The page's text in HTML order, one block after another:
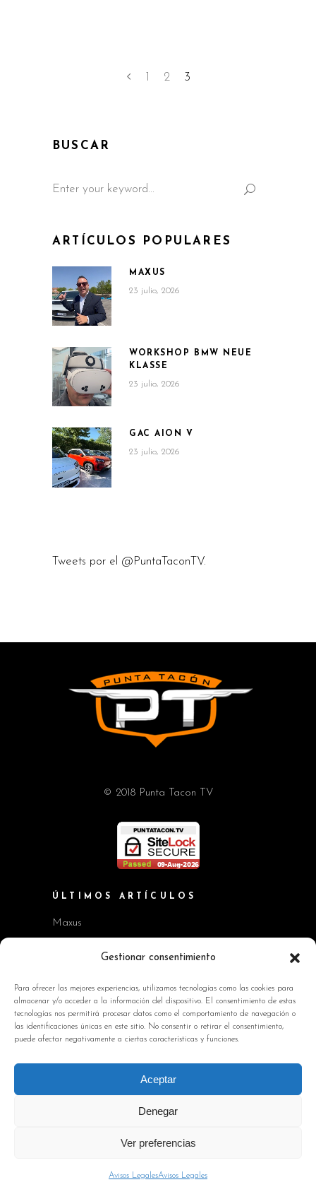
Gestionar consentimiento
Para ofrecer las mejores experiencias, utilizamos tecnologías como las cookies para
almacenar y/o acceder a la información del dispositivo. El consentimiento de estas
tecnologías nos permitirá procesar datos como el comportamiento de navegación o
las identificaciones únicas en este sitio. No consentir o retirar el consentimiento,
puede afectar negativamente a ciertas características y funciones.
Aceptar
Denegar
Ver preferencias
Avisos LegalesAvisos Legales
2 3
BUSCAR
for:
ARTÍCULOS POPULARES
MAXUS
23 julio, 2026
WORKSHOP BMW NEUE
KLASSE
23 julio, 2026
GAC AION V
23 julio, 2026
Tweets por el @PuntaTaconTV.
© 2018 Punta Tacon TV
ÚLTIMOS ARTÍCULOS
Maxus
Workshop BMW Neue Klasse
Kia EV2 y Kia Seltos
Skoda Octavia RS
INFORMACIÓN DE INTERÉS
Política de privacidad